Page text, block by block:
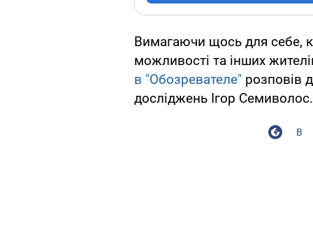
Вимагаючи щось для себе,
можливості та інших
в "Обозревателе" розповів
досліджень Ігор Семиволос.